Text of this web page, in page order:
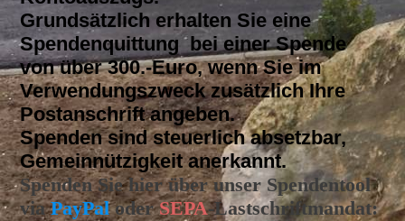
Grundsätzlich erhalten Sie eine
Spendenquittung bei einer Spende
von über 300.-Euro, wenn Sie im
Verwendungszweck zusätzlich Ihre
Postanschrift angeben.
Spenden sind steuerlich absetzbar,
Gemeinnützigkeit anerkannt.
Spenden Sie hier über unser Spendentool
viaPayPal oderSEPA-Lastschriftmandat: